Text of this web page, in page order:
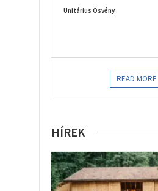
Unitárius Ösvény
READ MORE
HÍREK